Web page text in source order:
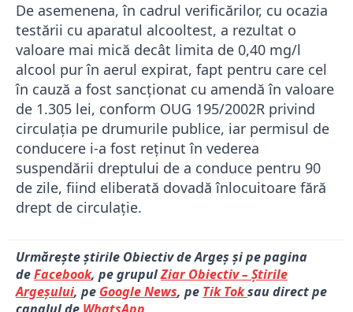
De asemenena, în cadrul verificărilor, cu ocazia
testării cu aparatul alcooltest, a rezultat o
valoare mai mică decât limita de 0,40 mg/l
alcool pur în aerul expirat, fapt pentru care cel
în cauză a fost sancționat cu amendă în valoare
de 1.305 lei, conform OUG 195/2002R privind
circulația pe drumurile publice, iar permisul de
conducere i-a fost reținut în vederea
suspendării dreptului de a conduce pentru 90
de zile, fiind eliberată dovadă înlocuitoare fără
drept de circulație.
Urmărește știrile Obiectiv de Argeș și pe pagina
deFacebook, pe grupulZiar Obiectiv – Știrile
Argeșului, pe Google News, pe Tik Toksau direct pe